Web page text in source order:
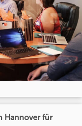
Hannover für